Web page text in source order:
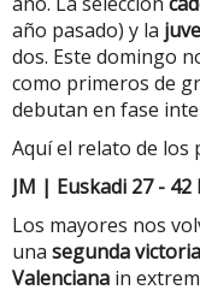
año pasado) y la
dos. Este domingo
como primeros de
debutan en fase
Aquí el relato de los
JM | Euskadi 27 -
Los mayores nos
una segunda victoria
Valenciana in